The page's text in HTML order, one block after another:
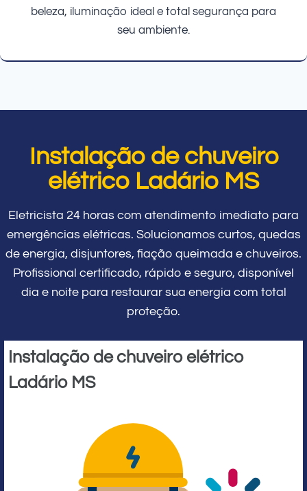
beleza, iluminação ideal e total segurança para
seu ambiente.
Instalação de chuveiro
elétrico Ladário MS
Eletricista 24 horas com atendimento imediato para
emergências elétricas. Solucionamos curtos, quedas
de energia, disjuntores, fiação queimada e chuveiros.
Profissional certificado, rápido e seguro, disponível
dia e noite para restaurar sua energia com total
proteção.
Instalação de chuveiro elétrico
Ladário MS